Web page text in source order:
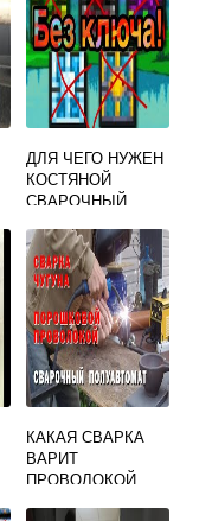
ДЛЯ ЧЕГО НУЖЕН
КОСТЯНОЙ
СВАРОЧНЫЙ
ТЕРРАРИИ
КАКАЯ СВАРКА
ВАРИТ
ПРОВОЛОКОЙ